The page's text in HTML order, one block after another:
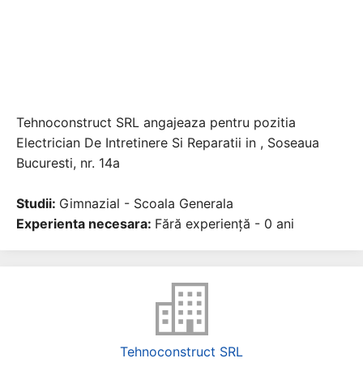
Tehnoconstruct SRL angajeaza pentru pozitia
Electrician De Intretinere Si Reparatii in , Soseaua
Bucuresti, nr. 14a
Studii: Gimnazial - Scoala Generala
Experienta necesara: Fără experiență - 0 ani
Tehnoconstruct SRL